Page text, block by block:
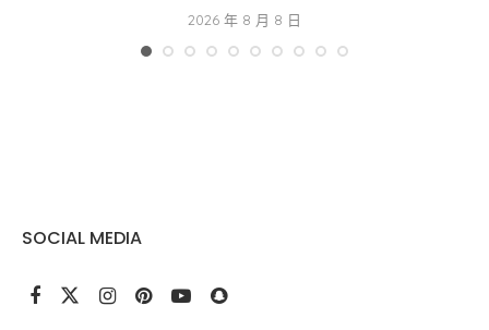
2026 年 8 月 8 日
SOCIAL MEDIA